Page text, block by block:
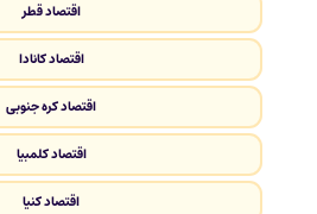
اقتصاد قطر
اقتصاد کانادا
اقتصاد کره جنوبی
اقتصاد کلمبیا
اقتصاد کنیا